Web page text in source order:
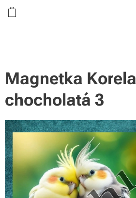
Magnetka Korela
chocholatá 3